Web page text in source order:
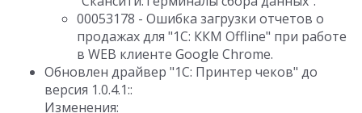
00053178 - Ошибка загрузки отчетов о
продажах для "1С: ККМ Offline" при работе
в WEB клиенте Google Chrome.
Обновлен драйвер "1С: Принтер чеков" до
версия 1.0.4.1::
Изменения: